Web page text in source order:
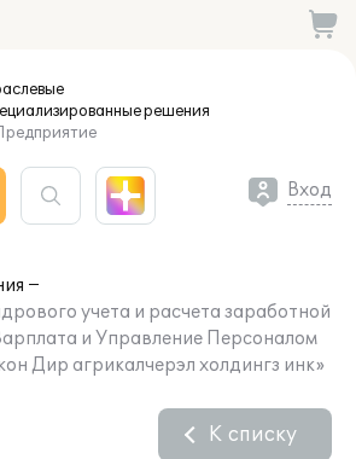
решения
Вход
учета и расчета заработной
и Управление Персоналом
Дир агрикалчерэл холдингз инк»
К списку